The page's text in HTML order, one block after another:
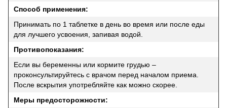
Способ применения:
Принимать по 1 таблетке в день во время или после еды
для лучшего усвоения, запивая водой.
Противопоказания:
Если вы беременны или кормите грудью –
проконсультируйтесь с врачом перед началом приема.
После вскрытия употребляйте как можно скорее.
Меры предосторожности: